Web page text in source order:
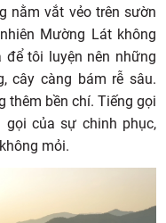
nằm vắt vẻo trên sườn
Mường Lát không
tôi luyện nên những
cây càng bám rễ sâu.
thêm bền chí. Tiếng gọi
của sự chinh phục,
mỏi.